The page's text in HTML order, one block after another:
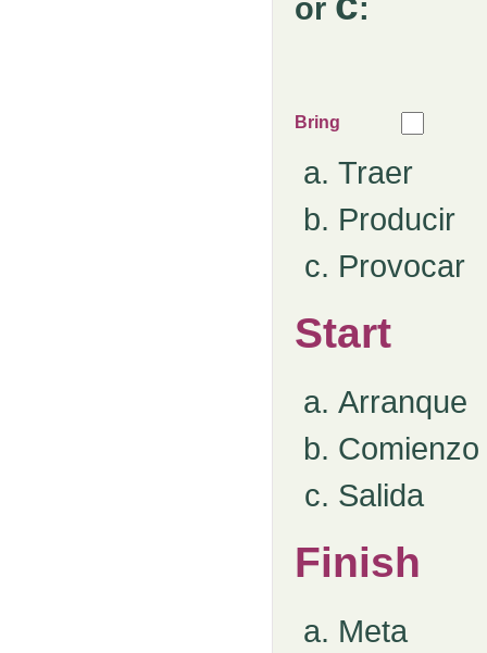
or
:
Bring
Traer
Producir
Provocar
Arranque
Comienzo
Salida
Finish
Meta